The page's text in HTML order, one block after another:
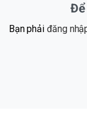
Để
Bạn phải đăng